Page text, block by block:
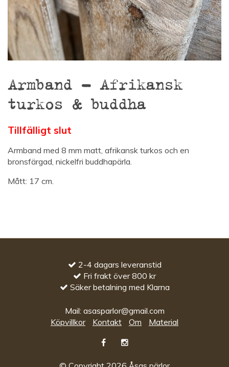
Armband – Afrikansk
turkos & buddha
Armband med 8 mm matt, afrikansk turkos och en
bronsfärgad, nickelfri buddhapärla.
Mått: 17 cm.
2-4 dagars leveranstid
Fri frakt över 800 kr
Säker betalning med Klarna
Mail: asasparlor@gmail.com
Köpvillkor
Kontakt Om Material